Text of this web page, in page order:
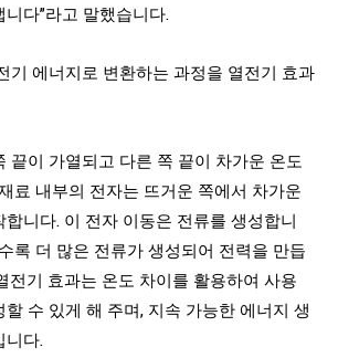
다”라고 말했습니다.
기 에너지로 변환하는 과정을 열전기 효과
끝이 가열되고 다른 쪽 끝이 차가운 온도
료 내부의 전자는 뜨거운 쪽에서 차가운
니다. 이 전자 이동은 전류를 생성합니
록 더 많은 전류가 생성되어 전력을 만듭
전기 효과는 온도 차이를 활용하여 사용
수 있게 해 주며, 지속 가능한 에너지 생
니다.